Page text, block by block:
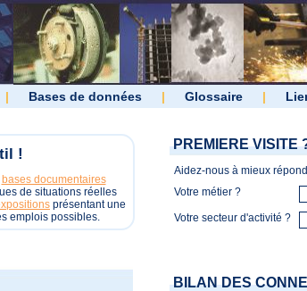
| Bases de données | Glossaire |
!
bases documentaires
de situations réelles
présentant une
emplois possibles.
PREMIERE VISITE
Aidez-nous à mieux
Votre métier ?
Votre secteur d'activité ?
BILAN DES